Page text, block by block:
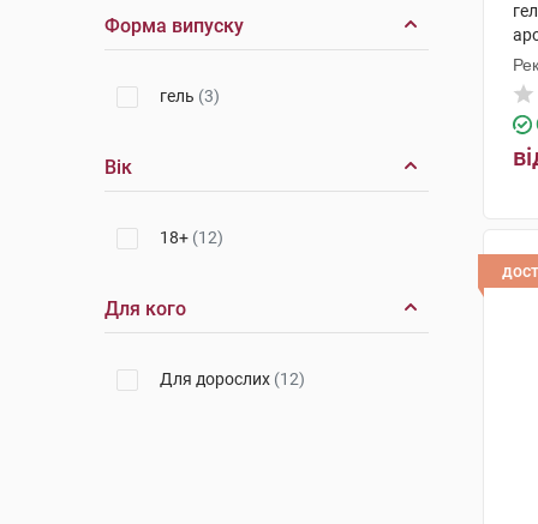
Форма випуску
гель (3)
Вік
18+ (12)
Для кого
Для дорослих (12)